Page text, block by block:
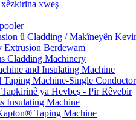
xweş
û Cladding / Makîneyên Kevir
Extrusion Berdewam
Cladding Machinery
and Insulating Machine
Taping Machine-Single Conductor
ya Hevbeş - Pir Rêvebir
Insulating Machine
Taping Machine